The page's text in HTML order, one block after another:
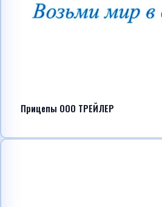
Прицепы ООО ТРЕЙЛЕР